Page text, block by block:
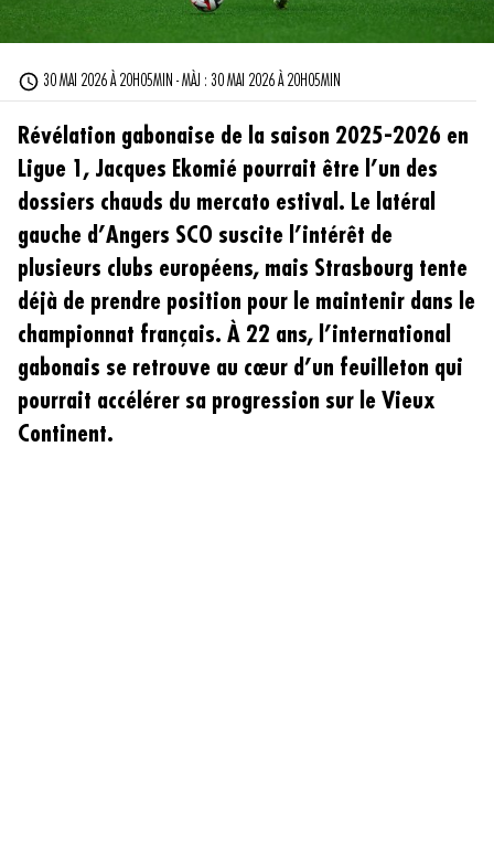
30 MAI 2026 À 20H05MIN - MÀJ : 30 MAI 2026 À 20H05MIN
Révélation gabonaise de la saison 2025-2026 en
Ligue 1, Jacques Ekomié pourrait être l’un des
dossiers chauds du mercato estival. Le latéral
gauche d’Angers SCO suscite l’intérêt de
plusieurs clubs européens, mais Strasbourg tente
déjà de prendre position pour le maintenir dans le
championnat français. À 22 ans, l’international
gabonais se retrouve au cœur d’un feuilleton qui
pourrait accélérer sa progression sur le Vieux
Continent.